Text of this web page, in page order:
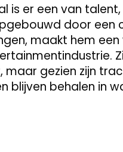
is er een van
door een
maakt hem
gezien zijn
blijven behalen in